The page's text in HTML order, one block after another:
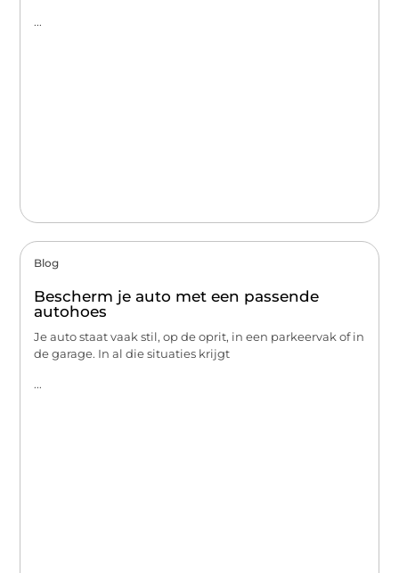
...
Blog
Bescherm je auto met een passende
autohoes
Je auto staat vaak stil, op de oprit, in een parkeervak of in
de garage. In al die situaties krijgt
...